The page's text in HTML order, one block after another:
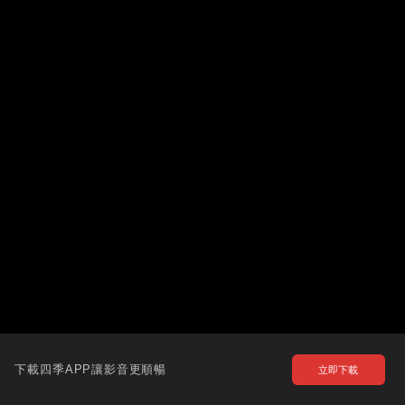
下載四季APP讓影音更順暢 立即下載